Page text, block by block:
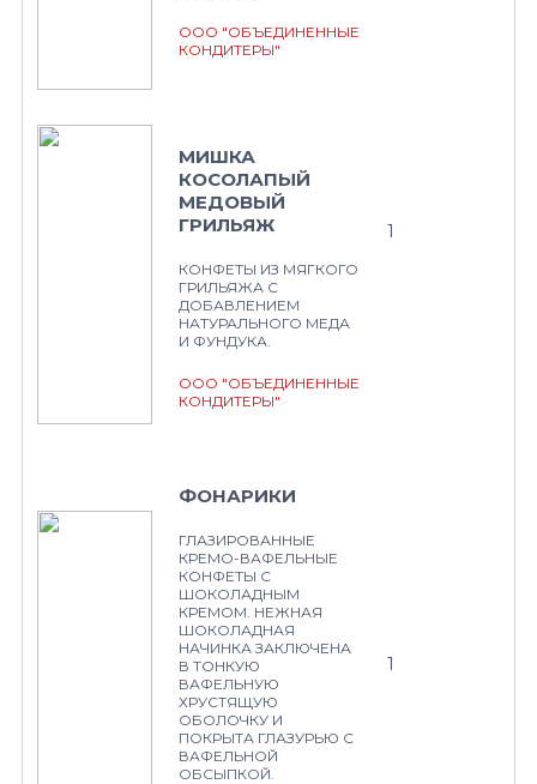
ООО "ОБЪЕДИНЕННЫЕ
КОНДИТЕРЫ"
МИШКА
КОСОЛАПЫЙ
МЕДОВЫЙ
ГРИЛЬЯЖ
КОНФЕТЫ ИЗ МЯГКОГО
ГРИЛЬЯЖА С
ДОБАВЛЕНИЕМ
НАТУРАЛЬНОГО МЕДА
И ФУНДУКА.
ООО "ОБЪЕДИНЕННЫЕ
КОНДИТЕРЫ"
1
ФОНАРИКИ
ГЛАЗИРОВАННЫЕ
КРЕМО-ВАФЕЛЬНЫЕ
КОНФЕТЫ С
ШОКОЛАДНЫМ
КРЕМОМ. НЕЖНАЯ
ШОКОЛАДНАЯ
НАЧИНКА ЗАКЛЮЧЕНА
В ТОНКУЮ
ВАФЕЛЬНУЮ
ХРУСТЯЩУЮ
ОБОЛОЧКУ И
ПОКРЫТА ГЛАЗУРЬЮ С
ВАФЕЛЬНОЙ
ОБСЫПКОЙ.
1